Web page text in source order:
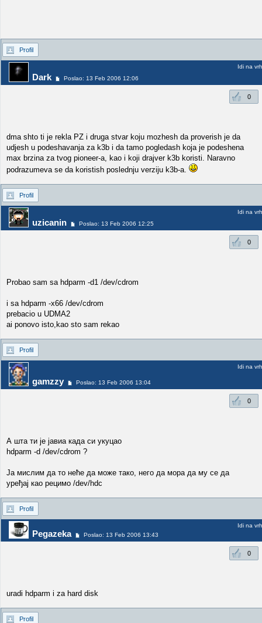
Profil
Dark Poslao: 13 Feb 2006 12:06
Idi na vrh
0
dma shto ti je rekla PZ i druga stvar koju mozhesh da proverish je da
udjesh u podeshavanja za k3b i da tamo pogledash koja je podeshena
max brzina za tvog pioneer-a, kao i koji drajver k3b koristi. Naravno
podrazumeva se da koristish poslednju verziju k3b-a.
Profil
uzicanin Poslao: 13 Feb 2006 12:25
Idi na vrh
0
Probao sam sa hdparm -d1 /dev/cdrom
i sa hdparm -x66 /dev/cdrom
prebacio u UDMA2
ai ponovo isto,kao sto sam rekao
Profil
gamzzy Poslao: 13 Feb 2006 13:04
Idi na vrh
0
А шта ти је јавиа када си укуцао
hdparm -d /dev/cdrom ?
Ја мислим да то неће да може тако, него да мора да му се да
уређај као рецимо /dev/hdc
Profil
Pegazeka Poslao: 13 Feb 2006 13:43
Idi na vrh
0
uradi hdparm i za hard disk
Profil